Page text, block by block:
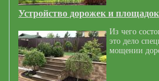
Устройство дорожек и площадок
Из чего
это дело
мощении